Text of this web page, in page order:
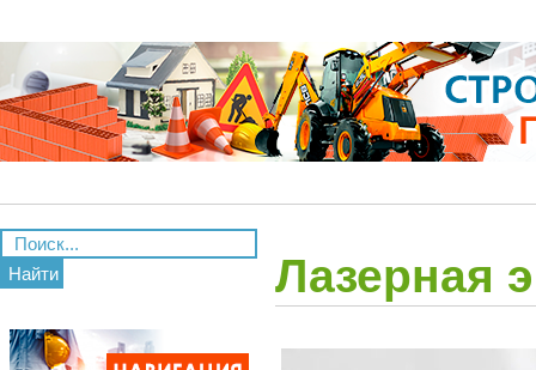
Найти Лазерная